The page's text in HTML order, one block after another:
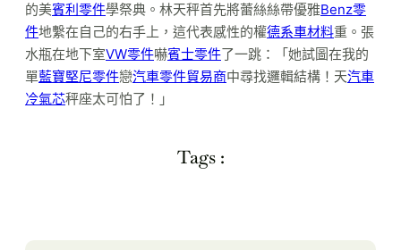
的美賓利零件學祭典。林天秤首先將蕾絲絲帶優雅Benz零
件地繫在自己的右手上，這代表感性的權德系車材料重。張
水瓶在地下室VW零件嚇賓士零件了一跳：「她試圖在我的
單藍寶堅尼零件戀汽車零件貿易商中尋找邏輯結構！天汽車
冷氣芯秤座太可怕了！」
Tags :